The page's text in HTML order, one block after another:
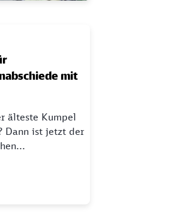
mit
älteste Kumpel
Dann ist jetzt der